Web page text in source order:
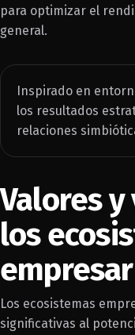
para optimizar el
general.
Inspirado en
los resultados
relaciones
Valores
los
Los ecosistemas
significativas al